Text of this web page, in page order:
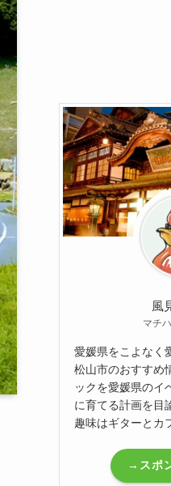
風
マチ
愛媛県をこよなく
松山市のおすすめ
ックを愛媛県のイ
に育てる計画を目
趣味はギターとカ
→スポ